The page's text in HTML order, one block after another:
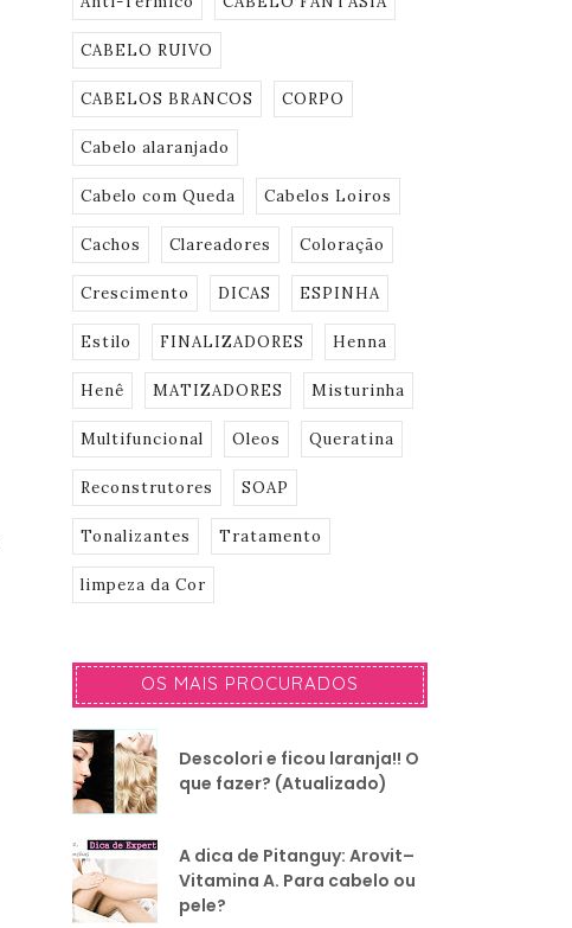
CABELO RUIVO
CABELOS BRANCOS CORPO
Cabelo alaranjado
Cabelo com Queda Cabelos Loiros
Cachos Clareadores Coloração
Crescimento DICAS ESPINHA
Estilo FINALIZADORES Henna
Henê MATIZADORES Misturinha
Multifuncional Oleos Queratina
Reconstrutores SOAP
Tonalizantes Tratamento
limpeza da Cor
OS MAIS PROCURADOS
Descolori e ficou laranja!! O
que fazer? (Atualizado)
A dica de Pitanguy: Arovit–
Vitamina A. Para cabelo ou
pele?